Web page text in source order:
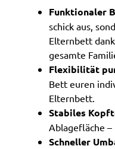
Funktionaler
schick aus,
Elternbett
gesamte
Flexibilität
Bett euren
Elternbett.
Stabiles
Ablagefläche
Schneller